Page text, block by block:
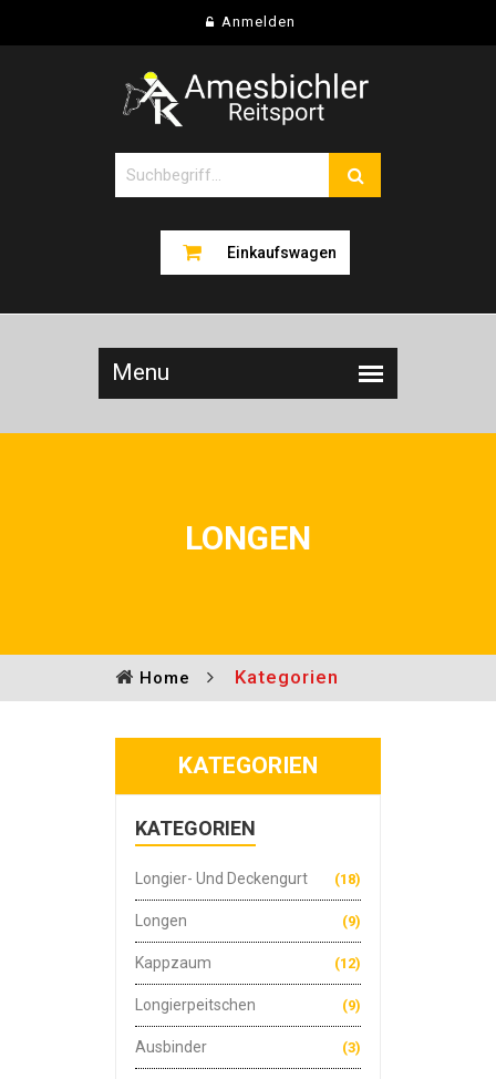
Anmelden
Einkaufswagen
LONGEN
Home Kategorien
KATEGORIEN
KATEGORIEN
(18)
Longier- Und Deckengurt
(9)
Longen
(12)
Kappzaum
(9)
Longierpeitschen
(3)
Ausbinder